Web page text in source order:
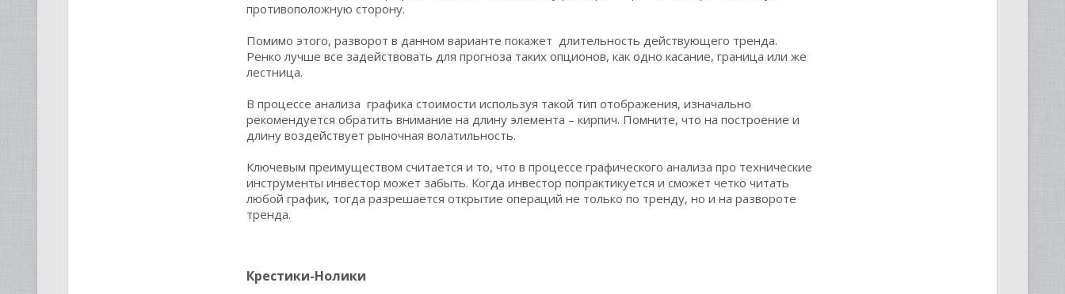
противоположную сторону.
Помимо этого, разворот в данном варианте покажет длительность действующего тренда.
Ренко лучше все задействовать для прогноза таких опционов, как одно касание, граница или же
лестница.
В процессе анализа графика стоимости используя такой тип отображения, изначально
рекомендуется обратить внимание на длину элемента – кирпич. Помните, что на построение и
длину воздействует рыночная волатильность.
Ключевым преимуществом считается и то, что в процессе графического анализа про технические
инструменты инвестор может забыть. Когда инвестор попрактикуется и сможет четко читать
любой график, тогда разрешается открытие операций не только по тренду, но и на развороте
тренда.
Крестики-Нолики